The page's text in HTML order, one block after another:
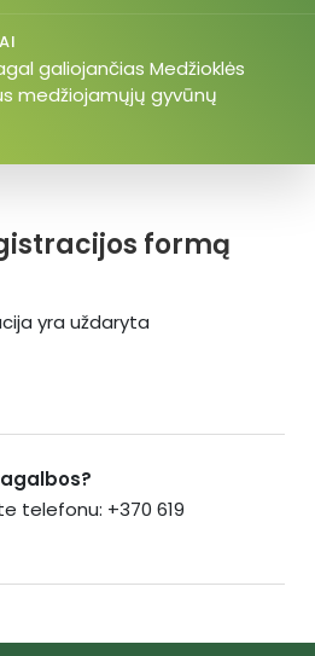
formą
yra uždaryta
galiojančias Medžioklės
medžiojamųjų gyvūnų
telefonu: +370 619